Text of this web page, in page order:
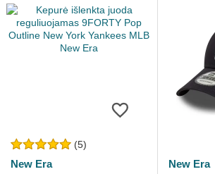
(5)
New Era
New Era